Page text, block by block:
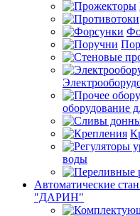
оборудование
воды
Автоматические
"ДАРИН"